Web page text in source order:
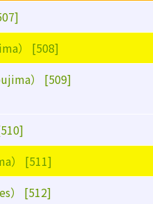
） [508]
） [509]
） [511]
） [512]